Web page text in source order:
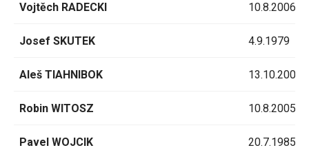
Vojtěch RADECKI 10.8.2006
Josef SKUTEK 4.9.1979
Aleš TIAHNIBOK 13.10.2006
Robin WITOSZ 10.8.2005
Pavel WOJCIK 20.7.1985